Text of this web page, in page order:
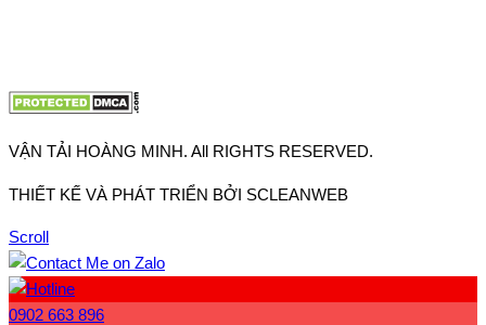
VẬN TẢI HOÀNG MINH. All RIGHTS RESERVED.
THIẾT KẾ VÀ PHÁT TRIỂN BỞI SCLEANWEB
Scroll
0902 663 896